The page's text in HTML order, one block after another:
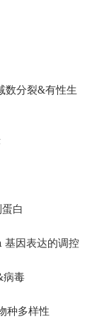
分裂&有性生
白
因表达的调控
毒
种多样性